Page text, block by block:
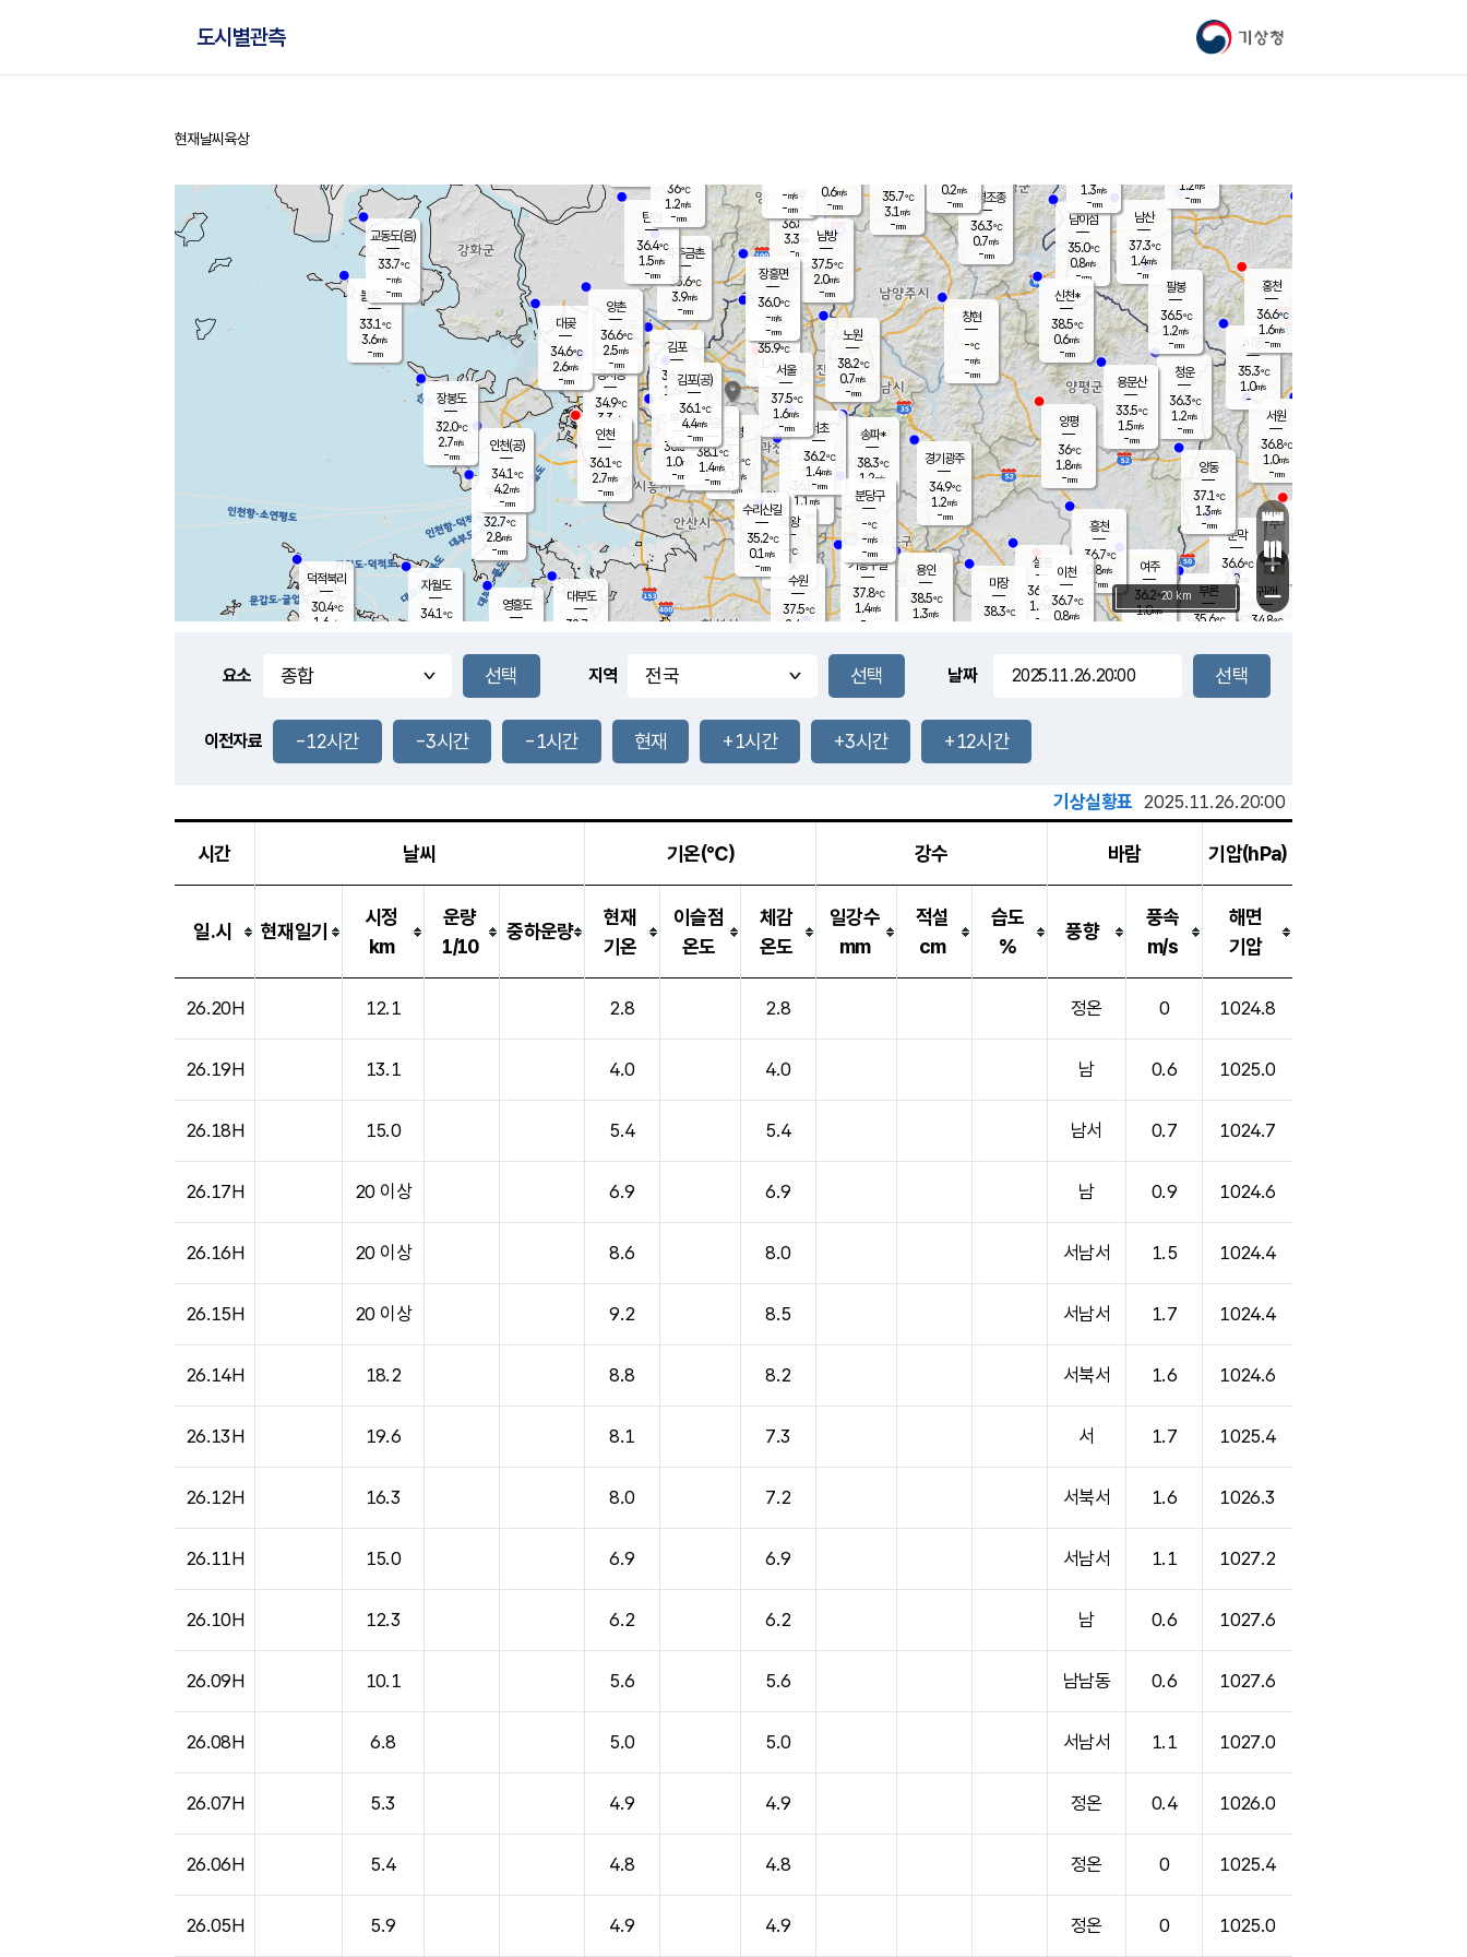
기상청
도시별관측
홈
현재날씨 육상
풍도
2.8m/s
문막
36.6℃
2.0m/s
mm
남이섬
35.0℃
0.8m/s
-mm
무의도
32.7℃
2.8m/s
-mm
영흥도
볼음도
33.1℃
3.6m/s
-mm
자월도
34.1℃
양주
36.8℃
3.3
-mm
부론
35.6℃
과천
36.8℃
1.1m/s
- mm
남산
37.3℃
1.4m/s
-mm
장봉도
32.0℃
2.7m/s
-mm
-mm
청운
36.3℃
1.2m/s
-mm
팔봉
36.5℃
1.2m/s
-mm
-mm
용인
38.5℃
1.3m/s
여주
36.2℃
1.0m/s
양동
37.1℃
1.3m/s
-mm
경기광주
34.9℃
1.2m/s
-mm
장호원
1.3m/s
-mm
33.8
℃
대부도
32.7
-
경서동
34.9℃
3.3 m/s
-mm
파주금촌
35.6℃
3.9m/s
-mm
가평조종
36.3℃
0.7m/s
-mm
35.7℃
3.1 m/s
-mm
대곶
34.6℃
2.6m/s
-mm
신천*
38.5℃
0.6m/s
-mm
창현
-℃
-m/s
-mm
탄현
36.4℃
1.5m/s
-mm
0.2m/s
-mm
38.0℃
1.1m/s
-mm
흥천
36.7℃
0.8m/s
-mm
마장
38.3℃
의왕
- ℃
m/s
mm
김포
36.5℃
1.6 m/s
mm
설봉
36.9
1.6 m/s
- mm
광명
36.4 ℃
3.1 m/s
-mm
부천
36.5℃
1.0m/s
-mm
-mm
양촌
36.6℃
2.5m/s
-mm
구로
38.1℃
1.4m/s
-mm
은평
35.9℃
1.4 m/s
- mm
노원
38.2℃
0.7m/s
-mm
송파*
38.3℃
1.2m/s
-mm
서초
36.2℃
1.4m/s
-mm
남방
37.5℃
2.0m/s
-mm
기흥구갈
37.8℃
1.4m/s
-
수리산길
35.2℃
0.1 m/s
-mm
분당구
-℃
-m/s
-mm
장흥면
36.0℃
-m/s
-mm
-m/s
-mm
시동
35.3℃
1.0m/s
- mm
귀래
34.8℃
서원
36.8℃
1.0m/s
-mm
용문산
33.5℃
1.5m/s
-mm
덕적북리
30.4℃
1.6 m/s
인천(공)
34.1℃
4.2m/s
-mm
김포(공)
36.1℃
4.4m/s
-mm
교동도(음)
33.7℃
-m/s
-mm
홍천
36.6℃
1.6m/s
-mm
이천
36.7℃
0.8m/s
양평
36℃
1.8m/s
-mm
수원
37.5℃
2.4 m/s
인천
36.1℃
2.7m/s
-mm
서울
37.5℃
1.6m/s
-mm
1.2m/s
-mm
36℃
1.2m/s
-mm
0.6m/s
-mm
+
−
20 km
요소 지역 날짜
이전자료 -12시간 -3시간 -1시간 현재 +1시간 +3시간 +12시간
기상실황표 2025.11.26.20:00
시간 날씨 기온(℃) 강수 바람 기압(hPa)
일.시 현재일기
시정
km
운량
1/10
중하운량
현재
기온
이슬점
온도
체감
온도
일강수
mm
적설
cm
습도
%
풍향
풍속
m/s
해면
기압
26.20H 12.1 2.8 2.8 정온 0 1024.8
26.19H 13.1 4.0 4.0 남 0.6 1025.0
26.18H 15.0 5.4 5.4 남서 0.7 1024.7
26.17H 20 이상 6.9 6.9 남 0.9 1024.6
26.16H 20 이상 8.6 8.0 서남서 1.5 1024.4
26.15H 20 이상 9.2 8.5 서남서 1.7 1024.4
26.14H 18.2 8.8 8.2 서북서 1.6 1024.6
26.13H 19.6 8.1 7.3 서 1.7 1025.4
26.12H 16.3 8.0 7.2 서북서 1.6 1026.3
26.11H 15.0 6.9 6.9 서남서 1.1 1027.2
26.10H 12.3 6.2 6.2 남 0.6 1027.6
26.09H 10.1 5.6 5.6 남남동 0.6 1027.6
26.08H 6.8 5.0 5.0 서남서 1.1 1027.0
26.07H 5.3 4.9 4.9 정온 0.4 1026.0
26.06H 5.4 4.8 4.8 정온 0 1025.4
26.05H 5.9 4.9 4.9 정온 0 1025.0